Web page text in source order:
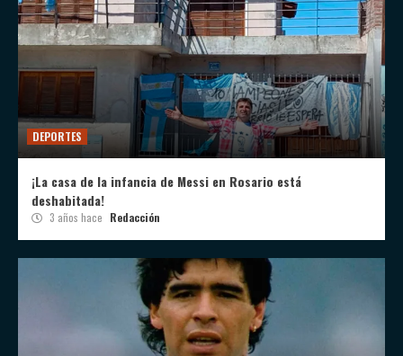
DEPORTES
¡La casa de la infancia de Messi en Rosario está
deshabitada!
3 años hace Redacción